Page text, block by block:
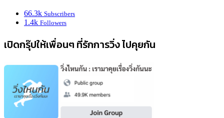
66.3k Subscribers
1.4k Followers
เปิดกรุ๊ปให้เพื่อนๆ ที่รักการวิ่ง ไปคุยกัน